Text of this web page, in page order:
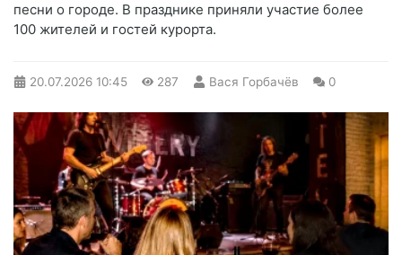
песни о городе. В празднике приняли участие более
100 жителей и гостей курорта.
20.07.2026 10:45 287 Вася Горбачёв 0